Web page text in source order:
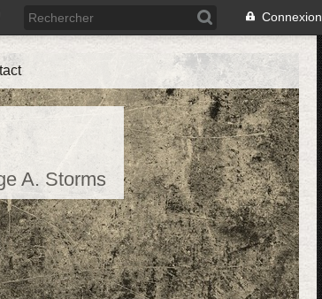
Connexion
A. Storms